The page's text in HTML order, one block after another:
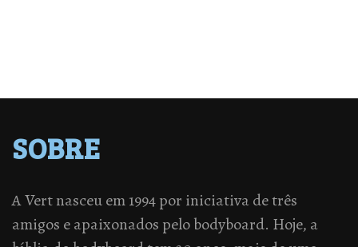
SOBRE
A Vert nasceu em 1994 por iniciativa de três
amigos e apaixonados pelo bodyboard. Hoje, a